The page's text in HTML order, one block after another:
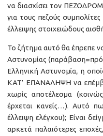
να διασχίσει τον
για τους πεζούς
έλλειψης στοιχειώδους
Το ζήτημα αυτό θα έπρεπε
Αστυνομίας
Ελληνική Αστυνομία, η
ΚΑΤ’ ΕΠΑΝΑΛΗΨΗ να
χωρίς αποτέλεσμα
έρχεται κανείς…). Αυτό
έλλειψη ελέγχου); Είναι
αρκετά παλαιότερες